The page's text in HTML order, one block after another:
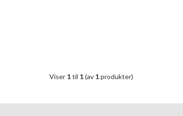
Viser 1til 1(av 1produkter)